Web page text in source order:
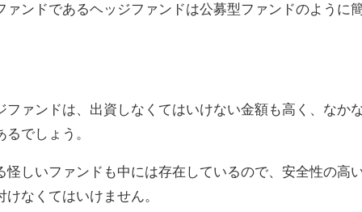
ンドであるヘッジファンドは公募型ファンドのように
ァンドは、出資しなくてはいけない金額も高く、なか
でしょう。
しいファンドも中には存在しているので、安全性の高
なくてはいけません。